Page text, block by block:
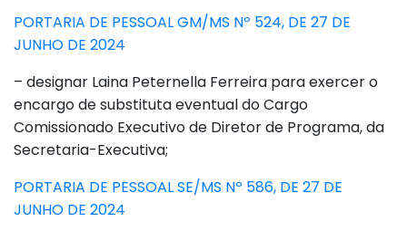
PORTARIA DE PESSOAL GM/MS Nº 524, DE 27 DE
JUNHO DE 2024
– designar Laina Peternella Ferreira para exercer o
encargo de substituta eventual do Cargo
Comissionado Executivo de Diretor de Programa, da
Secretaria-Executiva;
PORTARIA DE PESSOAL SE/MS Nº 586, DE 27 DE
JUNHO DE 2024